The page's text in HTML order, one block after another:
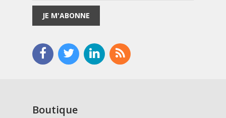
JE M'ABONNE
Boutique